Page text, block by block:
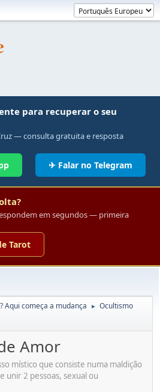
para recuperar o seu
— consulta gratuita e resposta
✈ Falar no Telegram
em segundos — primeira
Tarot
Aqui começa a mudança ► Ocultismo
Amor
místico que consiste numa maldição
unir 2 pessoas, sexual ou